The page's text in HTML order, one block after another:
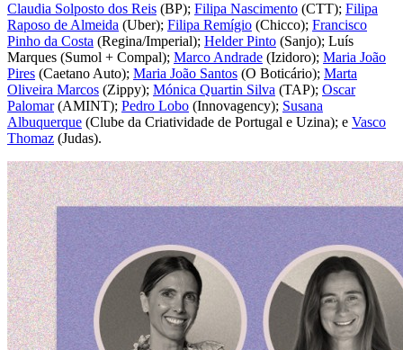
Claudia Solposto dos Reis (BP); Filipa Nascimento (CTT); Filipa
Raposo de Almeida (Uber); Filipa Remígio (Chicco); Francisco
Pinho da Costa (Regina/Imperial); Helder Pinto (Sanjo); Luís
Marques (Sumol + Compal); Marco Andrade (Izidoro); Maria João
Pires (Caetano Auto); Maria João Santos (O Boticário); Marta
Oliveira Marcos (Zippy); Mónica Quartin Silva (TAP); Oscar
Palomar(AMINT); Pedro Lobo (Innovagency); Susana
Albuquerque (Clube da Criatividade de Portugal e Uzina); e Vasco
Thomaz (Judas).